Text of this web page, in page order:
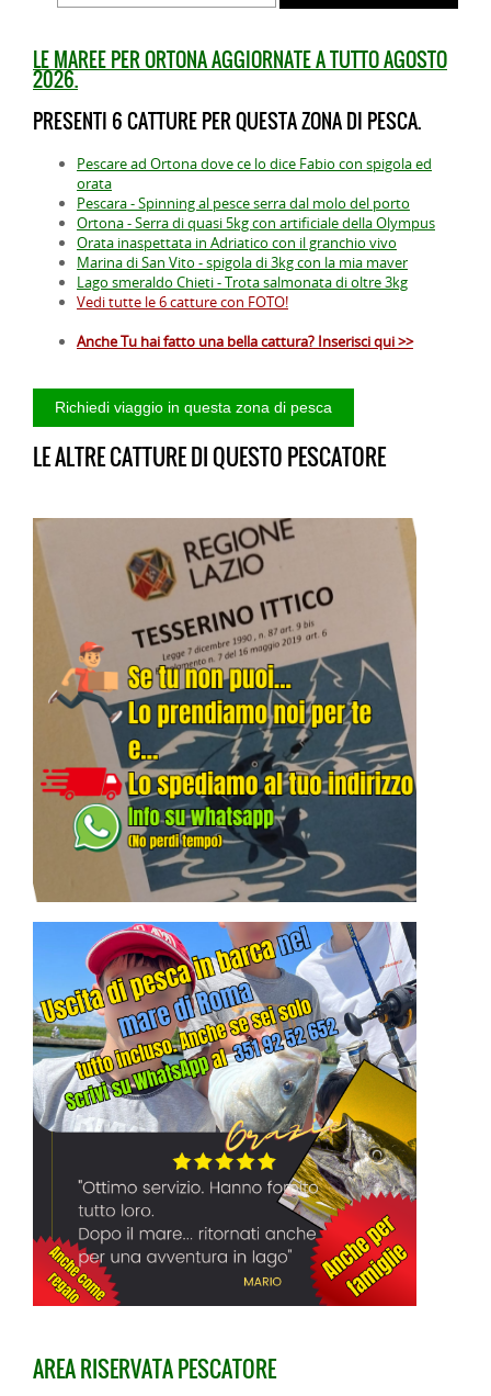
LE MAREE PER ORTONA AGGIORNATE A TUTTO AGOSTO
2026.
PRESENTI 6 CATTURE PER QUESTA ZONA DI PESCA.
Pescare ad Ortona dove ce lo dice Fabio con spigola ed
orata
Pescara - Spinning al pesce serra dal molo del porto
Ortona - Serra di quasi 5kg con artificiale della Olympus
Orata inaspettata in Adriatico con il granchio vivo
Marina di San Vito - spigola di 3kg con la mia maver
Lago smeraldo Chieti - Trota salmonata di oltre 3kg
Vedi tutte le 6 catture con FOTO!
Anche Tu hai fatto una bella cattura? Inserisci qui >>
LE ALTRE CATTURE DI QUESTO PESCATORE
AREA RISERVATA PESCATORE